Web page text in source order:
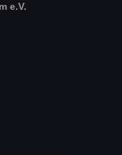
e.V.